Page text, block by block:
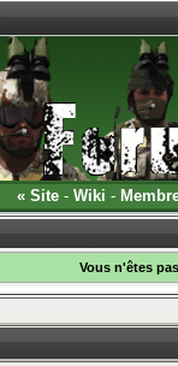
« Site - Wiki -
Vous n'êtes